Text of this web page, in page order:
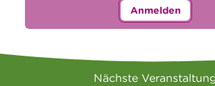
Anmelden
Nächste